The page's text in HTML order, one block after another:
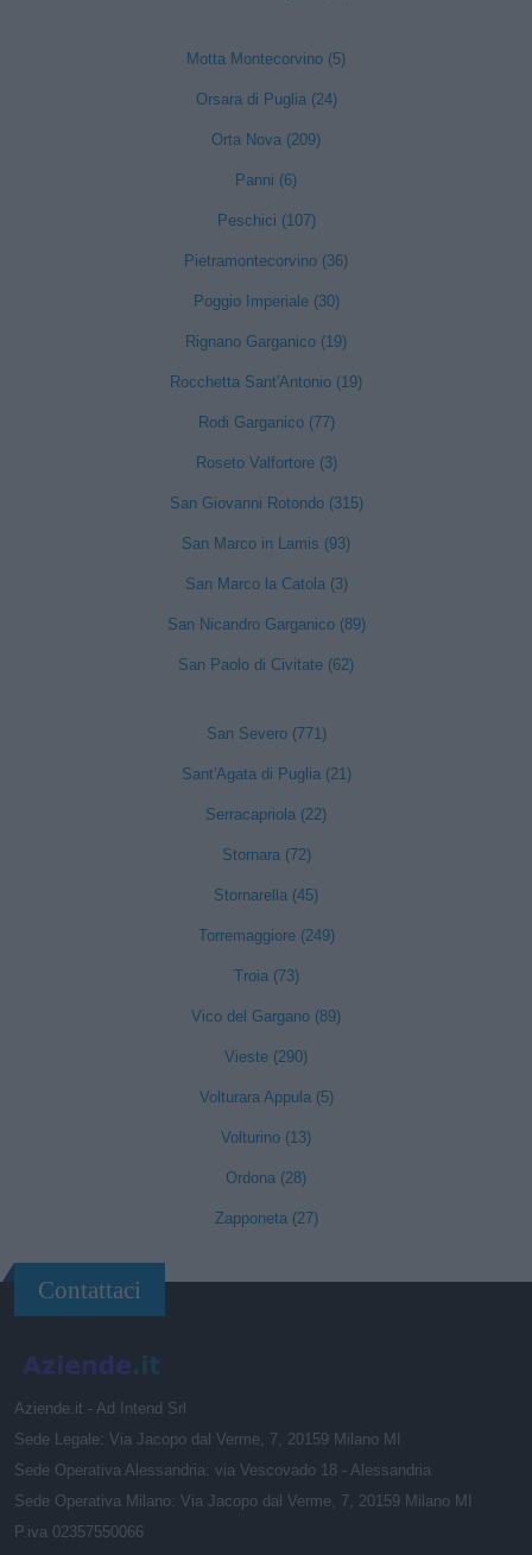
Motta Montecorvino (5)
Orsara di Puglia (24)
Orta Nova (209)
Panni (6)
Peschici (107)
Pietramontecorvino (36)
Poggio Imperiale (30)
Rignano Garganico (19)
Rocchetta Sant'Antonio (19)
Rodi Garganico (77)
Roseto Valfortore (3)
San Giovanni Rotondo (315)
San Marco in Lamis (93)
San Marco la Catola (3)
San Nicandro Garganico (89)
San Paolo di Civitate (62)
San Severo (771)
Sant'Agata di Puglia (21)
Serracapriola (22)
Stornara (72)
Stornarella (45)
Torremaggiore (249)
Troia (73)
Vico del Gargano (89)
Vieste (290)
Volturara Appula (5)
Volturino (13)
Ordona (28)
Zapponeta (27)
Contattaci
Aziende.it - Ad Intend Srl
Sede Legale: Via Jacopo dal Verme, 7, 20159 Milano MI
Sede Operativa Alessandria: via Vescovado 18 - Alessandria
Sede Operativa Milano: Via Jacopo dal Verme, 7, 20159 Milano MI
P.iva 02357550066